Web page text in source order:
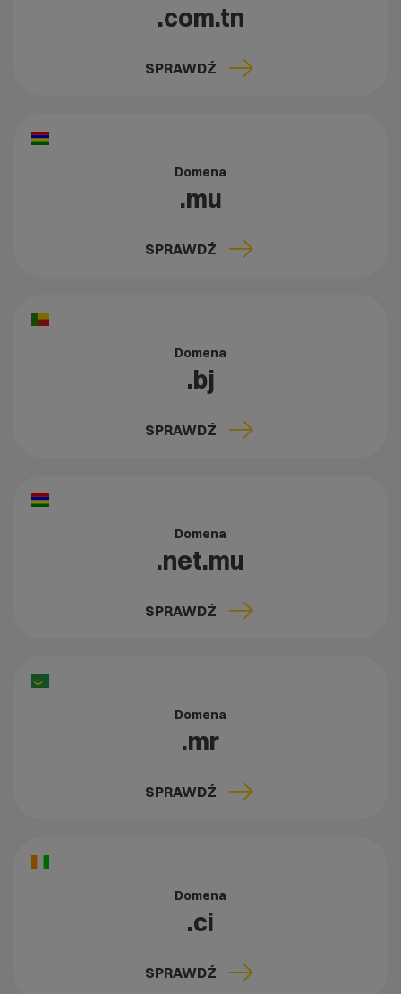
.com.tn
SPRAWDŹ
Domena
.mu
SPRAWDŹ
Domena
.bj
SPRAWDŹ
Domena
.net.mu
SPRAWDŹ
Domena
.mr
SPRAWDŹ
Domena
.ci
SPRAWDŹ